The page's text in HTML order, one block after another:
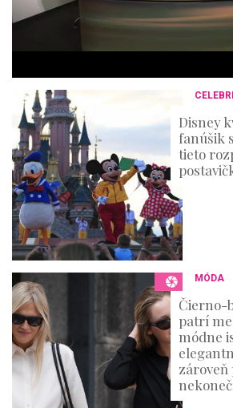
6
Disney
fanúšik
tieto
MÓDA
Čierno-
patrí
módne
zároveň